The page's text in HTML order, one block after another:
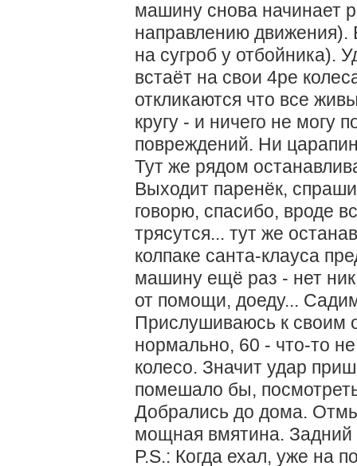
машину снова начинает
направлению движения).
на сугроб у отбойника).
встаёт на свои 4ре
откликаются что все
кругу - и ничего не могу
повреждений. Ни
Тут же рядом
Выходит паренёк,
говорю, спасибо, вроде
трясутся... тут же
колпаке санта-клауса
машину ещё раз - нет
от помощи, доеду...
Прислушиваюсь к своим
нормально, 60 - что-то
колесо. Значит удар
помешало бы,
Добрались до дома.
мощная вмятина. Задний
P.S.: Когда ехал, уже на